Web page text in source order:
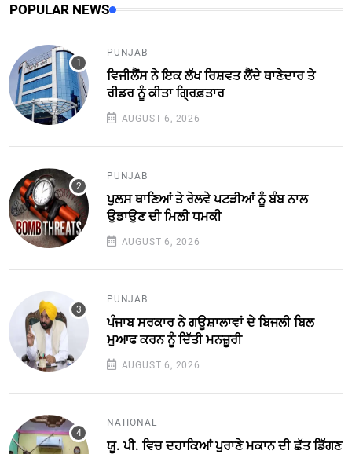
POPULAR NEWS
PUNJAB
ਵਿਜੀਲੈਂਸ ਨੇ ਇਕ ਲੱਖ ਰਿਸ਼ਵਤ ਲੈਂਦੇ ਥਾਣੇਦਾਰ ਤੇ
ਰੀਡਰ ਨੂੰ ਕੀਤਾ ਗ੍ਰਿਫ਼ਤਾਰ
AUGUST 6, 2026
PUNJAB
ਪੁਲਸ ਥਾਣਿਆਂ ਤੇ ਰੇਲਵੇ ਪਟੜੀਆਂ ਨੂੰ ਬੰਬ ਨਾਲ
ਉਡਾਉਣ ਦੀ ਮਿਲੀ ਧਮਕੀ
AUGUST 6, 2026
PUNJAB
ਪੰਜਾਬ ਸਰਕਾਰ ਨੇ ਗਊਸ਼ਾਲਾਵਾਂ ਦੇ ਬਿਜਲੀ ਬਿਲ
ਮੁਆਫ ਕਰਨ ਨੂੰ ਦਿੱਤੀ ਮਨਜ਼ੂਰੀ
AUGUST 6, 2026
NATIONAL
ਯੂ. ਪੀ. ਵਿਚ ਦਹਾਕਿਆਂ ਪੁਰਾਣੇ ਮਕਾਨ ਦੀ ਛੱਤ ਡਿੱਗਣ